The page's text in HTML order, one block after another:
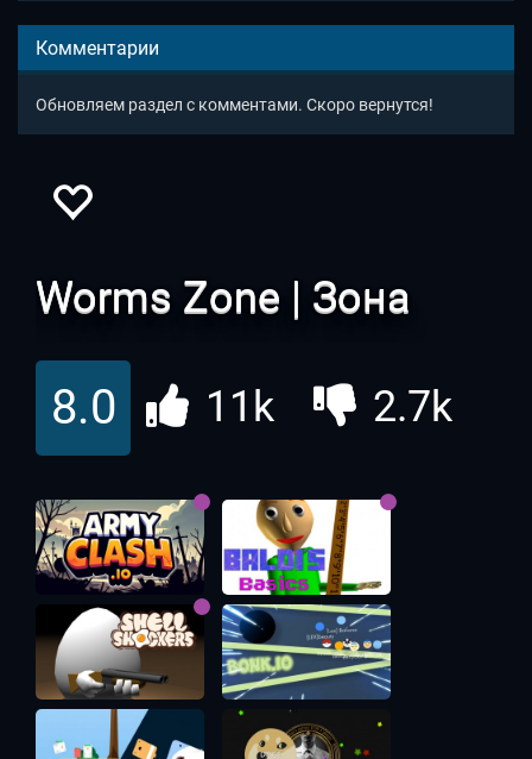
Комментарии
Обновляем раздел с комментами. Скоро вернутся!
Worms Zone | Зона
Червей
8.0 11k 2.7k